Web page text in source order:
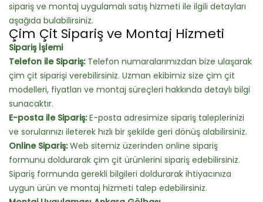
sipariş ve montaj uygulamalı satış hizmeti ile ilgili detayları
aşağıda bulabilirsiniz.
Çim Çit Sipariş ve Montaj Hizmeti
Sipariş İşlemi
Telefon ile Sipariş:Telefon numaralarımızdan bize ulaşarak
çim çit siparişi verebilirsiniz. Uzman ekibimiz size çim çit
modelleri, fiyatları ve montaj süreçleri hakkında detaylı bilgi
sunacaktır.
E-posta ile Sipariş:E-posta adresimize sipariş taleplerinizi
ve sorularınızı ileterek hızlı bir şekilde geri dönüş alabilirsiniz.
Online Sipariş:Web sitemiz üzerinden online sipariş
formunu doldurarak çim çit ürünlerini sipariş edebilirsiniz.
Sipariş formunda gerekli bilgileri doldurarak ihtiyacınıza
uygun ürün ve montaj hizmeti talep edebilirsiniz.